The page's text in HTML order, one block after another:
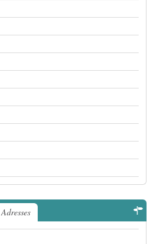
Adresses